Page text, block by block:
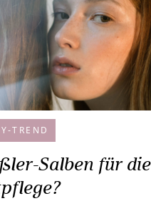
TREND
Salben für die